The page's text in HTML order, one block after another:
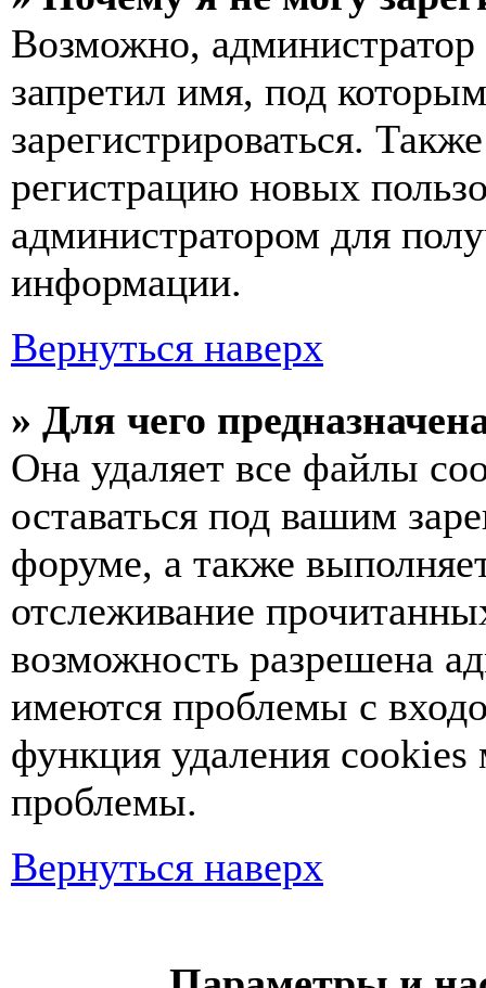
Возможно,
запретил имя, под
зарегистрироваться.
регистрацию новых
администратором для
информации.
Вернуться наверх
» Для чего
Она удаляет все файлы
оставаться под вашим
форуме, а также
отслеживание
возможность разрешена
имеются проблемы с
функция удаления
проблемы.
Вернуться наверх